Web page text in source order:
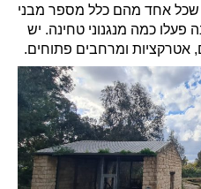
שכל אחד מהם כלל מספר מבני
כמה מנגנוני טחינה. יש
אטרקציות ומרחבים פתוחים.